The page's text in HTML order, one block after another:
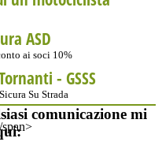
ASD
ai soci 10%
- GSSS
Su Strada
comunicazione mi